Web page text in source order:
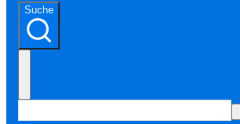
Suche